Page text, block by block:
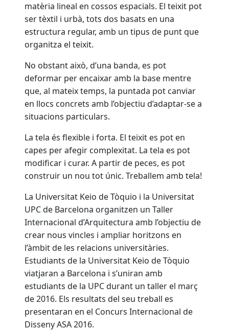
matèria lineal en cossos espacials. El teixit pot
ser tèxtil i urbà, tots dos basats en una
estructura regular, amb un tipus de punt que
organitza el teixit.
No obstant això, d’una banda, es pot
deformar per encaixar amb la base mentre
que, al mateix temps, la puntada pot canviar
en llocs concrets amb l’objectiu d’adaptar-se a
situacions particulars.
La tela és flexible i forta. El teixit es pot en
capes per afegir complexitat. La tela es pot
modificar i curar. A partir de peces, es pot
construir un nou tot únic. Treballem amb tela!
La Universitat Keio de Tòquio i la Universitat
UPC de Barcelona organitzen un Taller
Internacional d’Arquitectura amb l’objectiu de
crear nous vincles i ampliar horitzons en
l’àmbit de les relacions universitàries.
Estudiants de la Universitat Keio de Tòquio
viatjaran a Barcelona i s’uniran amb
estudiants de la UPC durant un taller el març
de 2016. Els resultats del seu treball es
presentaran en el Concurs Internacional de
Disseny ASA 2016.